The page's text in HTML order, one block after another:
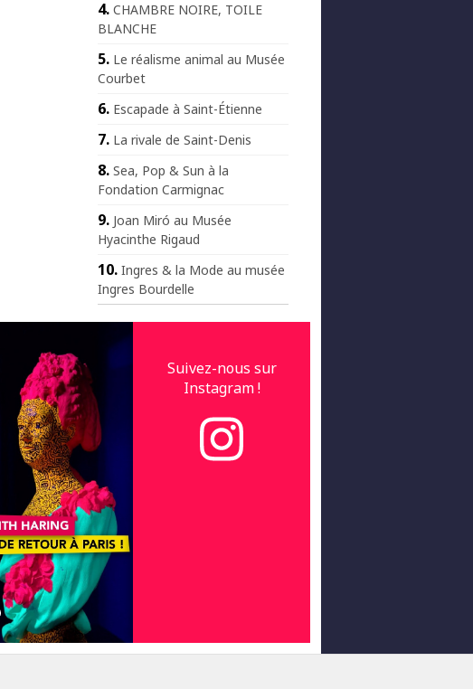
CHAMBRE NOIRE, TOILE
BLANCHE
Le réalisme animal au Musée
Courbet
Escapade à Saint-Étienne
La rivale de Saint-Denis
Sea, Pop & Sun à la
Fondation Carmignac
Joan Miró au Musée
Hyacinthe Rigaud
Ingres & la Mode au musée
Ingres Bourdelle
Suivez-nous sur
Instagram !